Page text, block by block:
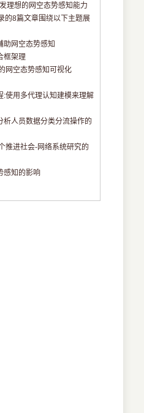
理想的网空态势感知能力
的8篇文章围绕以下主题展
助网空态势感知
框架理
网空态势感知可视化
:使用多代理认知建模来理解
析人员数据分类分流操作的
推进社会-网络系统研究的
感知的影响